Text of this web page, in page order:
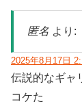
匿名 より:
2025年8月17日
伝説的なギャ
コケた